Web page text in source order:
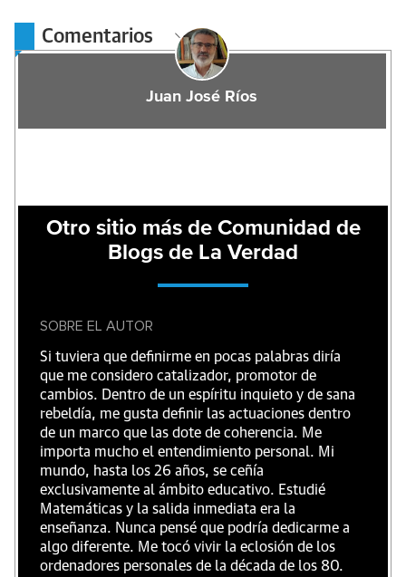
Comentarios
Juan José Ríos
Otro sitio más de Comunidad de
Blogs de La Verdad
SOBRE EL AUTOR
Si tuviera que definirme en pocas palabras diría
que me considero catalizador, promotor de
cambios. Dentro de un espíritu inquieto y de sana
rebeldía, me gusta definir las actuaciones dentro
de un marco que las dote de coherencia. Me
importa mucho el entendimiento personal. Mi
mundo, hasta los 26 años, se ceñía
exclusivamente al ámbito educativo. Estudié
Matemáticas y la salida inmediata era la
enseñanza. Nunca pensé que podría dedicarme a
algo diferente. Me tocó vivir la eclosión de los
ordenadores personales de la década de los 80.